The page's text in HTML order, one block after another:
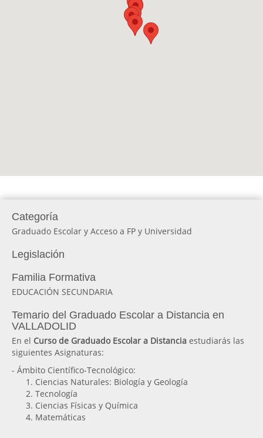
Categoría
Graduado Escolar y Acceso a FP y Universidad
Legislación
Familia Formativa
EDUCACIÓN SECUNDARIA
Temario del Graduado Escolar a Distancia en
VALLADOLID
En el Curso de Graduado Escolar a Distancia estudiarás las
siguientes Asignaturas:
- Ámbito Científico-Tecnológico:
Ciencias Naturales: Biología y Geología
Tecnología
Ciencias Físicas y Química
Matemáticas